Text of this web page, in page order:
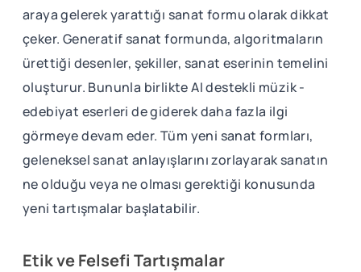
araya gelerek yarattığı sanat formu olarak dikkat
çeker. Generatif sanat formunda, algoritmaların
ürettiği desenler, şekiller, sanat eserinin temelini
oluşturur. Bununla birlikte AI destekli müzik -
edebiyat eserleri de giderek daha fazla ilgi
görmeye devam eder. Tüm yeni sanat formları,
geleneksel sanat anlayışlarını zorlayarak sanatın
ne olduğu veya ne olması gerektiği konusunda
yeni tartışmalar başlatabilir.
Etik ve Felsefi Tartışmalar